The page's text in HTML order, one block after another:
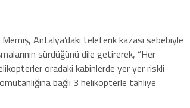
Antalya’daki teleferik kazası sebebiyle
sürdüğünü dile getirerek, “Her
oradaki kabinlerde yer yer riskli
bağlı 3 helikopterle tahliye